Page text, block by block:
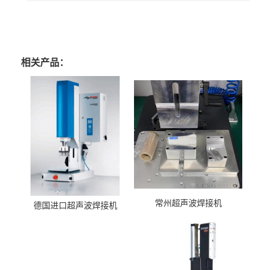
相关产品：
德国进口超声波焊接机 常州超声波焊接机